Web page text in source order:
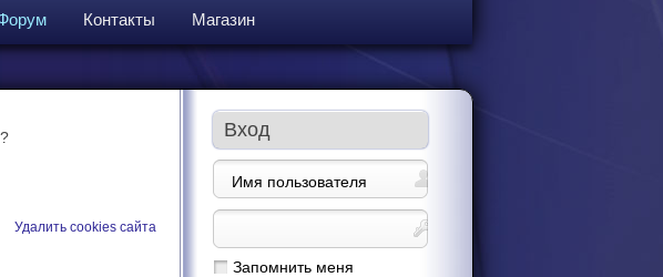
Контакты Магазин
Удалить cookies сайта
Вход
Запомнить меня